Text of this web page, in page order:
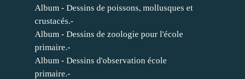
Album - Dessins de poissons, mollusques et
crustacés.-
Album - Dessins de zoologie pour l'école
primaire.-
Album - Dessins d'observation école
primaire.-